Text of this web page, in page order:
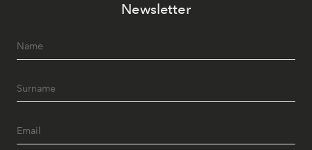
geceye taşıyarak her hafta farklı bir deneyim sunuyor.
Newsletter